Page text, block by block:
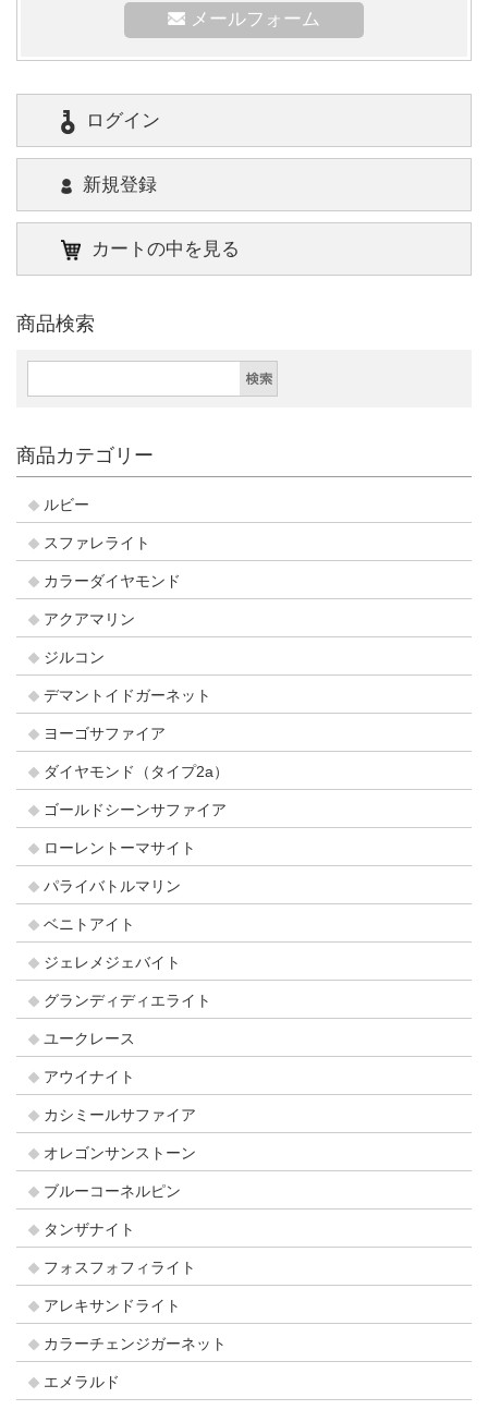
メールフォーム
ログイン
新規登録
カートの中を見る
商品検索
商品カテゴリー
ルビー
スファレライト
カラーダイヤモンド
アクアマリン
ジルコン
デマントイドガーネット
ヨーゴサファイア
ダイヤモンド（タイプ2a）
ゴールドシーンサファイア
ローレントーマサイト
パライバトルマリン
ベニトアイト
ジェレメジェバイト
グランディディエライト
ユークレース
アウイナイト
カシミールサファイア
オレゴンサンストーン
ブルーコーネルピン
タンザナイト
フォスフォフィライト
アレキサンドライト
カラーチェンジガーネット
エメラルド